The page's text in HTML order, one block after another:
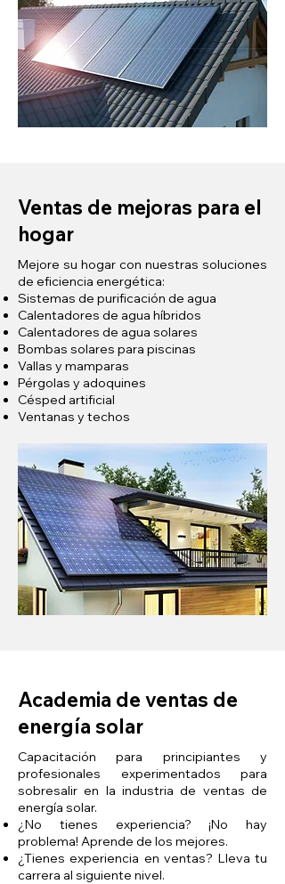
Ventas de mejoras para el
hogar
Mejore su hogar con nuestras soluciones
de eficiencia energética:
Sistemas de purificación de agua
Calentadores de agua híbridos
Calentadores de agua solares
Bombas solares para piscinas
Vallas y mamparas
Pérgolas y adoquines
Césped artificial
Ventanas y techos
Academia de ventas de
energía solar
Capacitación para principiantes y
profesionales experimentados para
sobresalir en la industria de ventas de
energía solar.
¿No tienes experiencia? ¡No hay
problema! Aprende de los mejores.
¿Tienes experiencia en ventas? Lleva tu
carrera al siguiente nivel.